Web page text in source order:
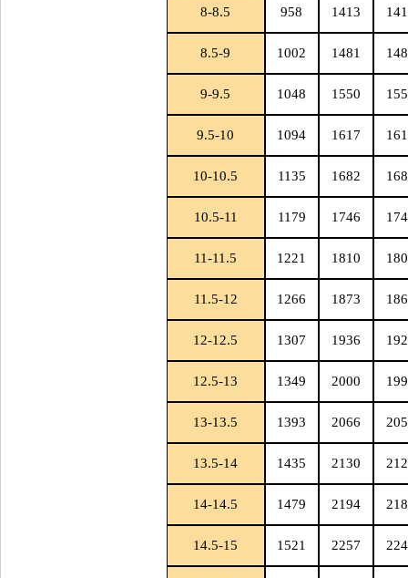
8-8.5 958 1413
8.5-9 1002 1481
9-9.5 1048 1550
9.5-10 1094 1617
10-10.5 1135 1682
10.5-11 1179 1746
11-11.5 1221 1810
11.5-12 1266 1873
12-12.5 1307 1936
12.5-13 1349 2000
13-13.5 1393 2066
13.5-14 1435 2130
14-14.5 1479 2194
14.5-15 1521 2257